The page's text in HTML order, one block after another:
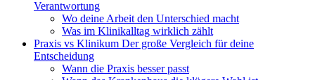
Verantwortung
Wo deine Arbeit den Unterschied macht
Was im Klinikalltag wirklich zählt
Praxis vs Klinikum Der große Vergleich für deine
Entscheidung
Wann die Praxis besser passt